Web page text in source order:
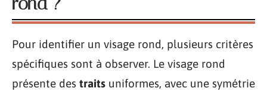
Pour identifier un visage rond, plusieurs critères
spécifiques sont à observer. Le visage rond
présente des traits uniformes, avec une symétrie